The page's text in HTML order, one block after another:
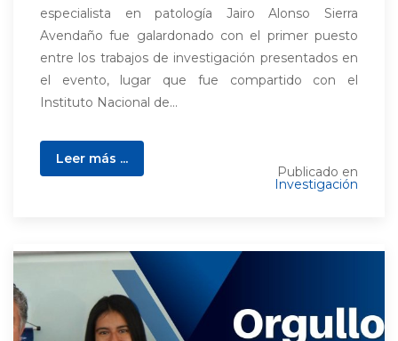
especialista en patología Jairo Alonso Sierra
Avendaño fue galardonado con el primer puesto
entre los trabajos de investigación presentados en
el evento, lugar que fue compartido con el
Instituto Nacional de...
Leer más ...
Publicado en
Investigación